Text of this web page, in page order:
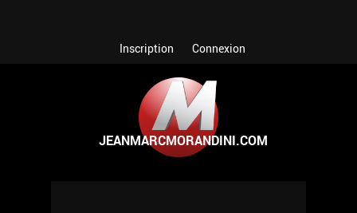
Inscription Connexion